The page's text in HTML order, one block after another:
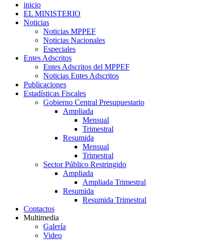
inicio
EL MINISTERIO
Noticias
Noticias MPPEF
Noticias Nacionales
Especiales
Entes Adscritos
Entes Adscritos del MPPEF
Noticias Entes Adscritos
Publicaciones
Estadísticas Fiscales
Gobierno Central Presupuestario
Ampliada
Mensual
Trimestral
Resumida
Mensual
Trimestral
Sector Público Restringido
Ampliada
Ampliada Trimestral
Resumida
Resumida Trimestral
Contactos
Multimedia
Galería
Video